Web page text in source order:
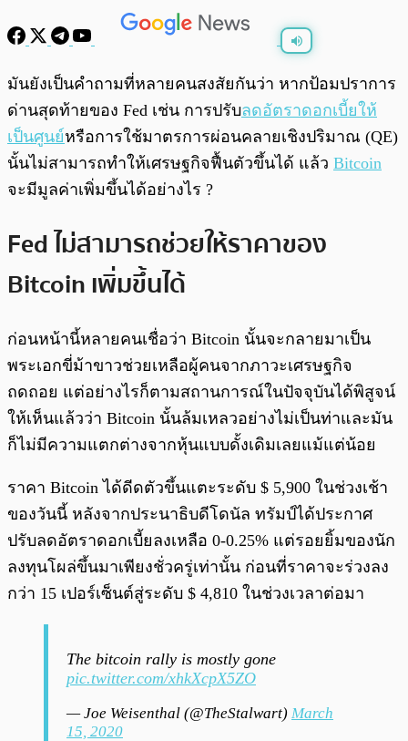
พร้อมเล่น 0:00
มันยังเป็นคำถามที่หลายคนสงสัยกันว่า หากป้อมปราการ
ด่านสุดท้ายของ Fed เช่น การปรับลดอัตราดอกเบี้ยให้
เป็นศูนย์หรือการใช้มาตรการผ่อนคลายเชิงปริมาณ (QE)
นั้นไม่สามารถทำให้เศรษฐกิจฟื้นตัวขึ้นได้ แล้ว Bitcoin
จะมีมูลค่าเพิ่มขึ้นได้อย่างไร ?
Fed ไม่สามารถช่วยให้ราคาของ
Bitcoin เพิ่มขึ้นได้
ก่อนหน้านี้หลายคนเชื่อว่า Bitcoin นั้นจะกลายมาเป็น
พระเอกขี่ม้าขาวช่วยเหลือผู้คนจากภาวะเศรษฐกิจ
ถดถอย แต่อย่างไรก็ตามสถานการณ์ในปัจจุบันได้พิสูจน์
ให้เห็นแล้วว่า Bitcoin นั้นล้มเหลวอย่างไม่เป็นท่าและมัน
ก็ไม่มีความแตกต่างจากหุ้นแบบดั้งเดิมเลยแม้แต่น้อย
ราคา Bitcoin ได้ดีดตัวขึ้นแตะระดับ $ 5,900 ในช่วงเช้า
ของวันนี้ หลังจากประนาธิบดีโดนัล ทรัมป์ได้ประกาศ
ปรับลดอัตราดอกเบี้ยลงเหลือ 0-0.25% แต่รอยยิ้มของนัก
ลงทุนโผล่ขึ้นมาเพียงชั่วครู่เท่านั้น ก่อนที่ราคาจะร่วงลง
กว่า 15 เปอร์เซ็นต์สู่ระดับ $ 4,810 ในช่วงเวลาต่อมา
The bitcoin rally is mostly gone
pic.twitter.com/xhkXcpX5ZO
— Joe Weisenthal (@TheStalwart) March
15, 2020